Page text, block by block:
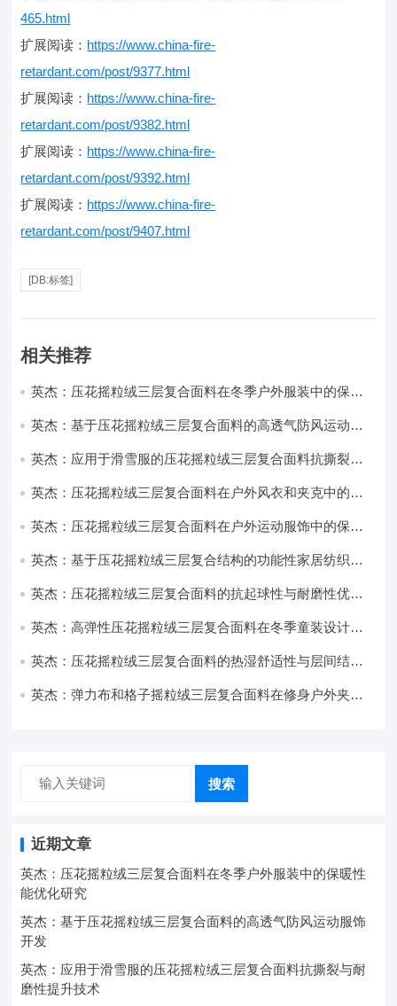
465.html
扩展阅读： https://www.china-fire-
retardant.com/post/9377.html
扩展阅读： https://www.china-fire-
retardant.com/post/9382.html
扩展阅读： https://www.china-fire-
retardant.com/post/9392.html
扩展阅读： https://www.china-fire-
retardant.com/post/9407.html
[DB:标签]
相关推荐
英杰：压花摇粒绒三层复合面料在冬季户外服装中的保暖
英杰：基于压花摇粒绒三层复合面料的高透气防风运动服
英杰：应用于滑雪服的压花摇粒绒三层复合面料抗撕裂与
英杰：压花摇粒绒三层复合面料在户外风衣和夹克中的应
英杰：压花摇粒绒三层复合面料在户外运动服饰中的保暖
英杰：基于压花摇粒绒三层复合结构的功能性家居纺织品
英杰：压花摇粒绒三层复合面料的抗起球性与耐磨性优化
英杰：高弹性压花摇粒绒三层复合面料在冬季童装设计中
英杰：压花摇粒绒三层复合面料的热湿舒适性与层间结合
英杰：弹力布和格子摇粒绒三层复合面料在修身户外夹克
搜索
近期文章
英杰：压花摇粒绒三层复合面料在冬季户外服装中的保暖性
能优化研究
英杰：基于压花摇粒绒三层复合面料的高透气防风运动服饰
开发
英杰：应用于滑雪服的压花摇粒绒三层复合面料抗撕裂与耐
磨性提升技术